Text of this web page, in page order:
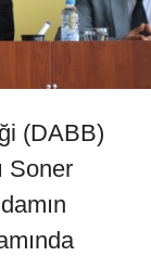
(DABB)
Soner